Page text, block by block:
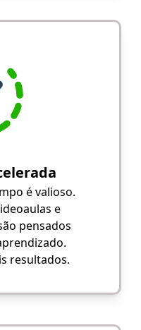
é valioso.
e
pensados
resultados.